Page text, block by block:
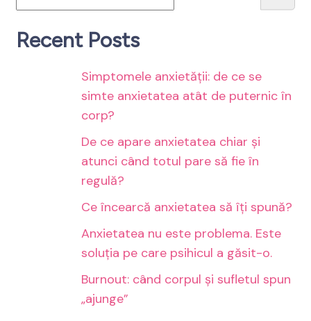
Recent Posts
Simptomele anxietății: de ce se
simte anxietatea atât de puternic în
corp?
De ce apare anxietatea chiar și
atunci când totul pare să fie în
regulă?
Ce încearcă anxietatea să îți spună?
Anxietatea nu este problema. Este
soluția pe care psihicul a găsit-o.
Burnout: când corpul și sufletul spun
„ajunge”